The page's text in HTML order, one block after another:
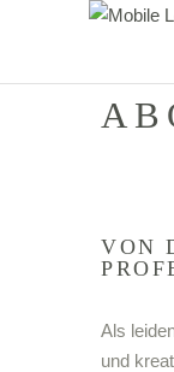
VON
Als
und